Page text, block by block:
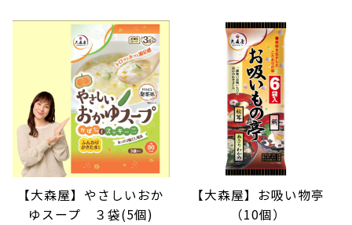
【大森屋】やさしいおか
ゆスープ ３袋(5個)
【大森屋】お吸い物亭
（10個）